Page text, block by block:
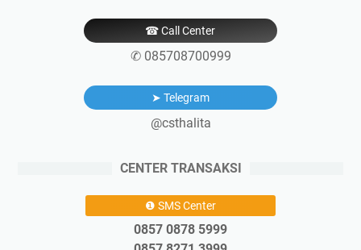
☎ Call Center
✆ 085708700999
➤ Telegram
@csthalita
CENTER TRANSAKSI
❶ SMS Center
0857 0878 5999